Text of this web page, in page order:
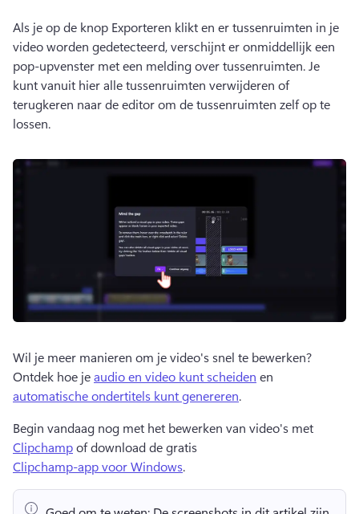
Als je op de knop Exporteren klikt en er tussenruimten in je
video worden gedetecteerd, verschijnt er onmiddellijk een
pop-upvenster met een melding over tussenruimten. Je
kunt vanuit hier alle tussenruimten verwijderen of
terugkeren naar de editor om de tussenruimten zelf op te
lossen.
Ontdek hoe je audio en video kunt scheiden en
automatische ondertitels kunt genereren.
Begin vandaag nog met het bewerken van video's met
Clipchamp of download de gratis
Clipchamp-app voor Windows.